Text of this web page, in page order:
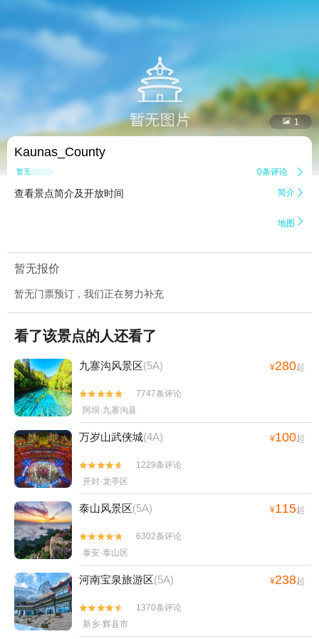
 1
Kaunas_County
暂无点评 0条评论 
查看景点简介及开放时间 简介 
地图 
暂无报价
暂无门票预订，我们正在努力补充
看了该景点的人还看了
九寨沟风景区(5A) ¥280起


7747条评论
阿坝·九寨沟县
万岁山武侠城(4A) ¥100起


1229条评论
开封·龙亭区
泰山风景区(5A) ¥115起


6302条评论
泰安·泰山区
河南宝泉旅游区(5A) ¥238起


1370条评论
新乡·辉县市